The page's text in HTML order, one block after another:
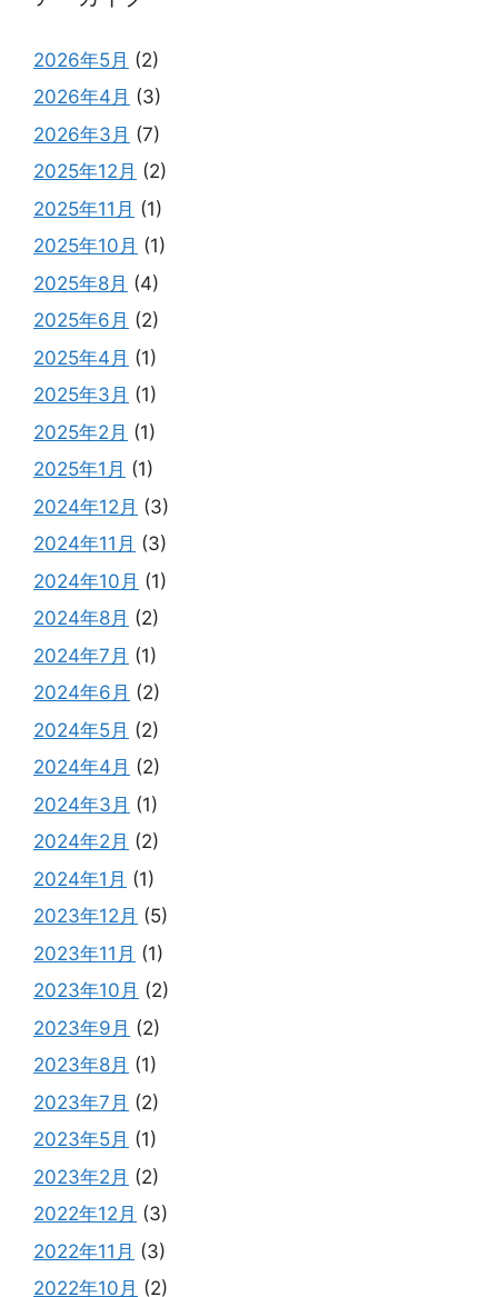
2026年5月 (2)
2026年4月 (3)
2026年3月 (7)
2025年12月 (2)
2025年11月 (1)
2025年10月 (1)
2025年8月 (4)
2025年6月 (2)
2025年4月 (1)
2025年3月 (1)
2025年2月 (1)
2025年1月 (1)
2024年12月 (3)
2024年11月 (3)
2024年10月 (1)
2024年8月 (2)
2024年7月 (1)
2024年6月 (2)
2024年5月 (2)
2024年4月 (2)
2024年3月 (1)
2024年2月 (2)
2024年1月 (1)
2023年12月 (5)
2023年11月 (1)
2023年10月 (2)
2023年9月 (2)
2023年8月 (1)
2023年7月 (2)
2023年5月 (1)
2023年2月 (2)
2022年12月 (3)
2022年11月 (3)
2022年10月 (2)